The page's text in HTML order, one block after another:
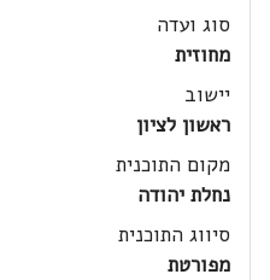
סוג ועדה
מחוזית
יישוב
ראשון לציון
מקום התוכנית
נחלת יהודה
סיווג התוכנית
מפורטת